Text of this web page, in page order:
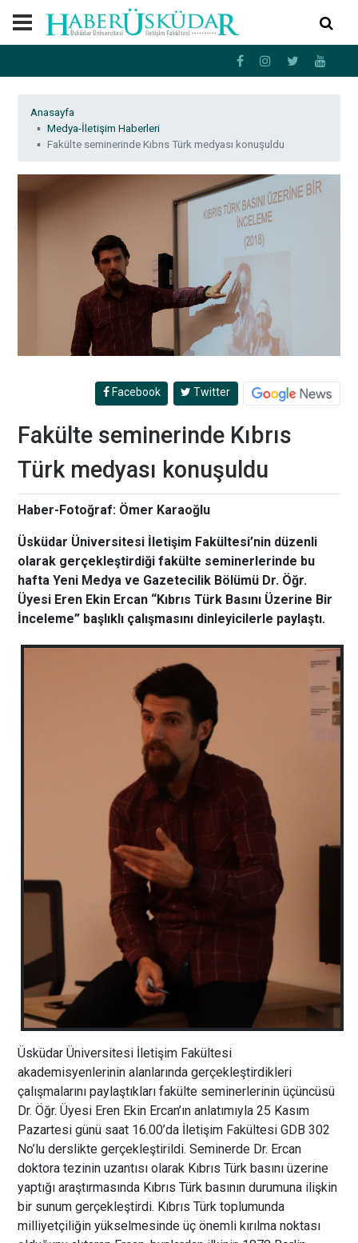
Anasayfa
Medya-İletişim Haberleri
Fakülte seminerinde Kıbrıs Türk medyası konuşuldu
Facebook Twitter
Fakülte seminerinde Kıbrıs
Türk medyası konuşuldu
Haber-Fotoğraf: Ömer Karaoğlu
Üsküdar Üniversitesi İletişim Fakültesi’nin düzenli
olarak gerçekleştirdiği fakülte seminerlerinde bu
hafta Yeni Medya ve Gazetecilik Bölümü Dr. Öğr.
Üyesi Eren Ekin Ercan “Kıbrıs Türk Basını Üzerine Bir
İnceleme” başlıklı çalışmasını dinleyicilerle paylaştı.
Üsküdar Üniversitesi İletişim Fakültesi
akademisyenlerinin alanlarında gerçekleştirdikleri
çalışmalarını paylaştıkları fakülte seminerlerinin üçüncüsü
Dr. Öğr. Üyesi Eren Ekin Ercan’ın anlatımıyla 25 Kasım
Pazartesi günü saat 16.00’da İletişim Fakültesi GDB 302
No’lu derslikte gerçekleştirildi. Seminerde Dr. Ercan
doktora tezinin uzantısı olarak Kıbrıs Türk basını üzerine
yaptığı araştırmasında Kıbrıs Türk basının durumuna ilişkin
bir sunum gerçekleştirdi. Kıbrıs Türk toplumunda
milliyetçiliğin yükselmesinde üç önemli kırılma noktası